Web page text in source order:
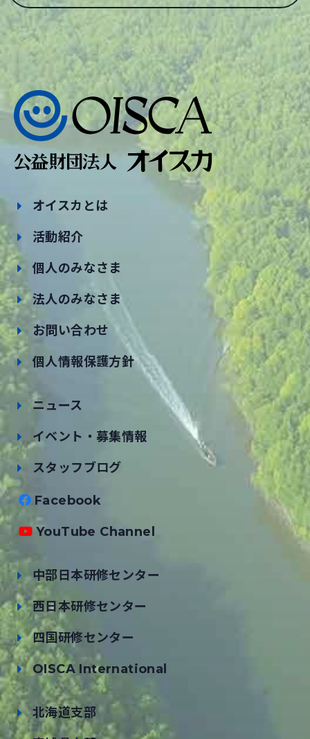
オイスカとは
活動紹介
個人のみなさま
法人のみなさま
お問い合わせ
個人情報保護方針
ニュース
イベント・募集情報
スタッフブログ
Facebook
YouTube Channel
中部日本研修センター
西日本研修センター
四国研修センター
OISCA International
北海道支部